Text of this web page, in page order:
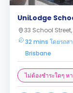
UniLodge
33 School
32 mins โดยรถ
Brisbane
ไม่ต้องชำระใดๆ ห